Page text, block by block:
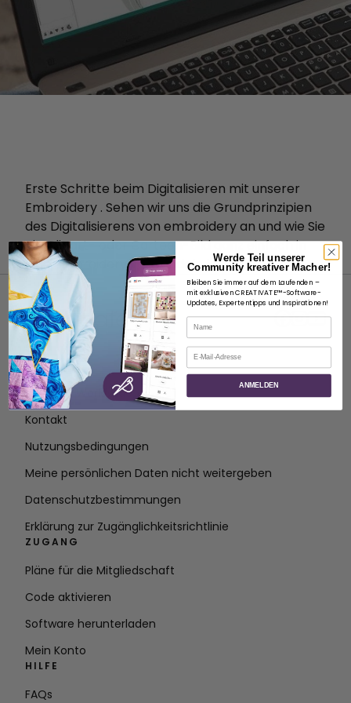
Erste Schritte beim Digitalisieren mit unserer
Embroidery . Sehen wir uns die Grundprinzipien
des Digitalisierens von embroidery an und wie Sie
ein Clipart- oder Cartoon-Bild ganz einfach in
eine embroidery verwandeln können.
ÜBER
Über SVP Worldwide
Kontakt
Nutzungsbedingungen
Meine persönlichen Daten nicht weitergeben
Datenschutzbestimmungen
Erklärung zur Zugänglichkeitsrichtlinie
ZUGANG
Pläne für die Mitgliedschaft
Code aktivieren
Software herunterladen
Mein Konto
HILFE
FAQs
Werde Teil unserer
Community kreativer Macher!
Bleiben Sie immer auf dem Laufenden –
mit exklusiven CREATIVATE™-Software-
Updates, Expertentipps und Inspirationen!
Name
E-Mail
ANMELDEN